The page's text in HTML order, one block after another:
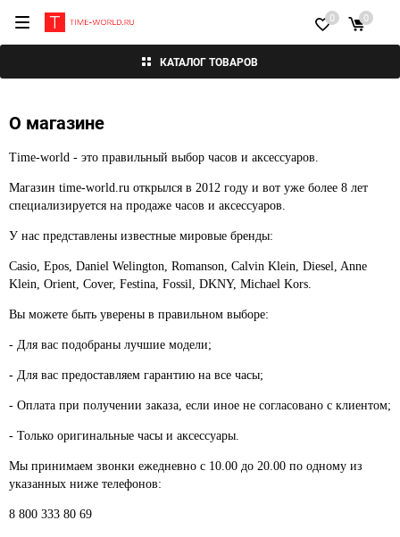
КАТАЛОГ ТОВАРОВ
0 0
О магазине
Time-world - это правильный выбор часов и аксессуаров.
Магазин time-world.ru открылся в 2012 году и вот уже более 8 лет
специализируется на продаже часов и аксессуаров.
У нас представлены известные мировые бренды:
Casio, Epos, Daniel Welington, Romanson, Calvin Klein, Diesel, Anne
Klein, Orient, Cover, Festina, Fossil, DKNY, Michael Kors.
Вы можете быть уверены в правильном выборе:
- Для вас подобраны лучшие модели;
- Для вас предоставляем гарантию на все часы;
- Оплата при получении заказа, если иное не согласовано с клиентом;
- Только оригинальные часы и аксессуары.
Мы принимаем звонки ежедневно с 10.00 до 20.00 по одному из
указанных ниже телефонов:
8 800 333 80 69